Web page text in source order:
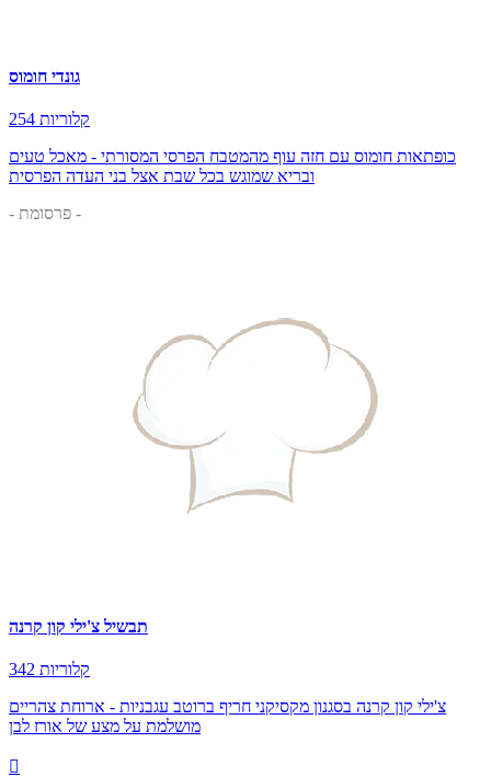
גונדי חומוס
254 קלוריות
כופתאות חומוס עם חזה עוף מהמטבח הפרסי המסורתי - מאכל טעים
ובריא שמוגש בכל שבת אצל בני העדה הפרסית
- פרסומת -
תבשיל צ'ילי קון קרנה
342 קלוריות
צ'ילי קון קרנה בסגנון מקסיקני חריף ברוטב עגבניות - ארוחת צהריים
מושלמת על מצע של אורז לבן
